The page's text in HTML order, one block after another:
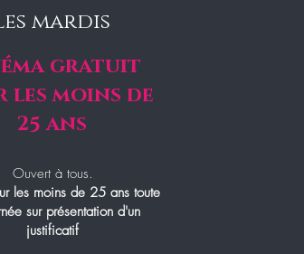
mardis
gratuit
les moins de
25 ans
Ouvert à tous.
les moins de 25 ans toute
sur présentation d'un
justificatif